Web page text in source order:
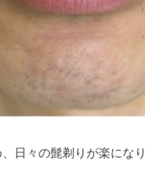
日々の髭剃りが楽にな